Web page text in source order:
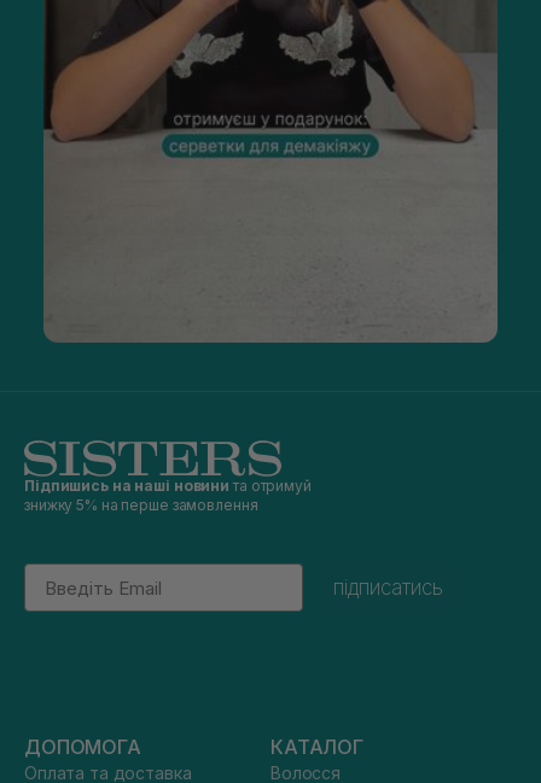
Підпишись на наші новини та отримуй
знижку 5% на перше замовлення
Email
підписатись
ДОПОМОГА
Оплата та доставка
КАТАЛОГ
Волосся